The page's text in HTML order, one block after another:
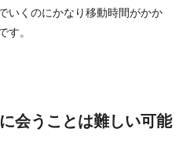
いくのにかなり移動時間がかか
す。
会うことは難しい可能